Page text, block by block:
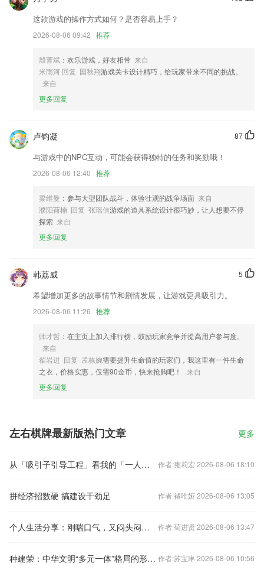
修复已知BUG，优化细节体验
修复偶发盘点单样式异常问题
出行设计未登录情况下自动跳转登录界面；
成功后有效期自动延长一个周期，连续包月商品延期31天，连续包季商
品延期92天，连续包年商品延期366天
社区3周年庆典，12月6日欢乐开启！众多好礼等你来领哦~
联系我们
修改。
这款游戏的操作方式如何？是否容易上手？
2026-08-06 09:42 推荐
殷菁斌 ：欢乐游戏，好友相带 来自
米雨河 回复 国秋翔游戏关卡设计精巧，给玩家带来不同的挑战。
来自
更多回复
87
卢钧凝
与游戏中的NPC互动，可能会获得独特的任务和奖励哦！
2026-08-06 12:40 推荐
梁维曼 ：参与大型团队战斗，体验壮观的战争场面 来自
濮阳荷楠 回复 张瑶信游戏的道具系统设计很巧妙，让人想要不停
探索 来自
更多回复
5
韩荔威
希望增加更多的故事情节和剧情发展，让游戏更具吸引力。
2026-08-06 11:26 推荐
师才哲 ：在主页上加入排行榜，鼓励玩家竞争并提高用户参与度。
来自
翟岩进 回复 孟栋婉需要提升生命值的玩家们，我这里有一件生命
之衣，价格实惠，仅需90金币，快来抢购吧！
来自
更多回复
左右棋牌最新版热门文章 更多
从「吸引子引导工程」看我的「一人公司」实践 作者:雍莉宏 2026-08-06 18:10
拼经济招数硬 搞建设干劲足 作者:褚唯娅 2026-08-06 13:05
个人生活分享：刚喘口气，又闷头闷脑又飞海南来了 作者:荀进贤 2026-08-06 13:47
种建荣：中华文明“多元一体”格局的形成机制及文明特质研究 作者:苏宝琳 2026-08-06 10:56